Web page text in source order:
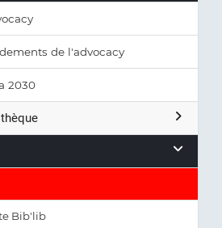
de l'advocacy
2030
Bib'lib